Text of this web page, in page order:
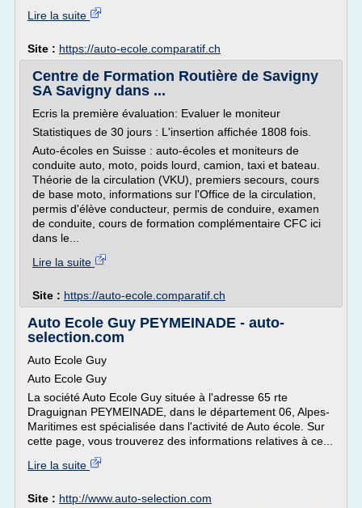
Lire la suite
Site : https://auto-ecole.comparatif.ch
Centre de Formation Routière de Savigny
SA Savigny dans ...
Ecris la première évaluation: Evaluer le moniteur
Statistiques de 30 jours : L'insertion affichée 1808 fois.
Auto-écoles en Suisse : auto-écoles et moniteurs de
conduite auto, moto, poids lourd, camion, taxi et bateau.
Théorie de la circulation (VKU), premiers secours, cours
de base moto, informations sur l'Office de la circulation,
permis d'élève conducteur, permis de conduire, examen
de conduite, cours de formation complémentaire CFC ici
dans le...
Lire la suite
Site : https://auto-ecole.comparatif.ch
Auto Ecole Guy PEYMEINADE - auto-
selection.com
Auto Ecole Guy
Auto Ecole Guy
La société Auto Ecole Guy située à l'adresse 65 rte
Draguignan PEYMEINADE, dans le département 06, Alpes-
Maritimes est spécialisée dans l'activité de Auto école. Sur
cette page, vous trouverez des informations relatives à ce...
Lire la suite
Site : http://www.auto-selection.com